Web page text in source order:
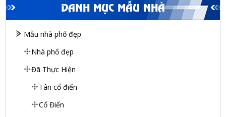
DANH MỤC MẪU NHÀ
Mẫu nhà phố đẹp
Nhà phố đẹp
Đã Thực Hiện
Tân cổ điển
Cổ Điển